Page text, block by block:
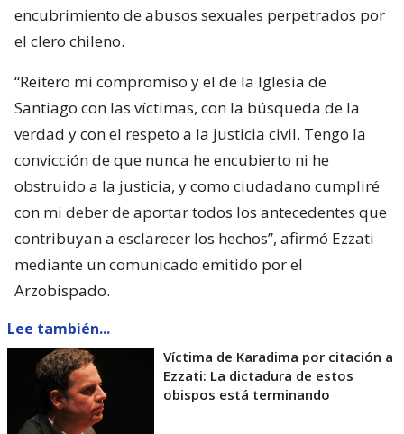
encubrimiento de abusos sexuales perpetrados por
el clero chileno.
“Reitero mi compromiso y el de la Iglesia de
Santiago con las víctimas, con la búsqueda de la
verdad y con el respeto a la justicia civil. Tengo la
convicción de que nunca he encubierto ni he
obstruido a la justicia, y como ciudadano cumpliré
con mi deber de aportar todos los antecedentes que
contribuyan a esclarecer los hechos”, afirmó Ezzati
mediante un comunicado emitido por el
Arzobispado.
Lee también...
Víctima de Karadima por citación a
Ezzati: La dictadura de estos
obispos está terminando